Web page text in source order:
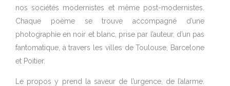
nos sociétés modernistes et même post-modernistes.
Chaque poème se trouve accompagné d’une
photographie en noir et blanc, prise par l’auteur, d’un pas
fantomatique, à travers les villes de Toulouse, Barcelone
et Poitier.
Le propos y prend la saveur de l’urgence, de l’alarme.